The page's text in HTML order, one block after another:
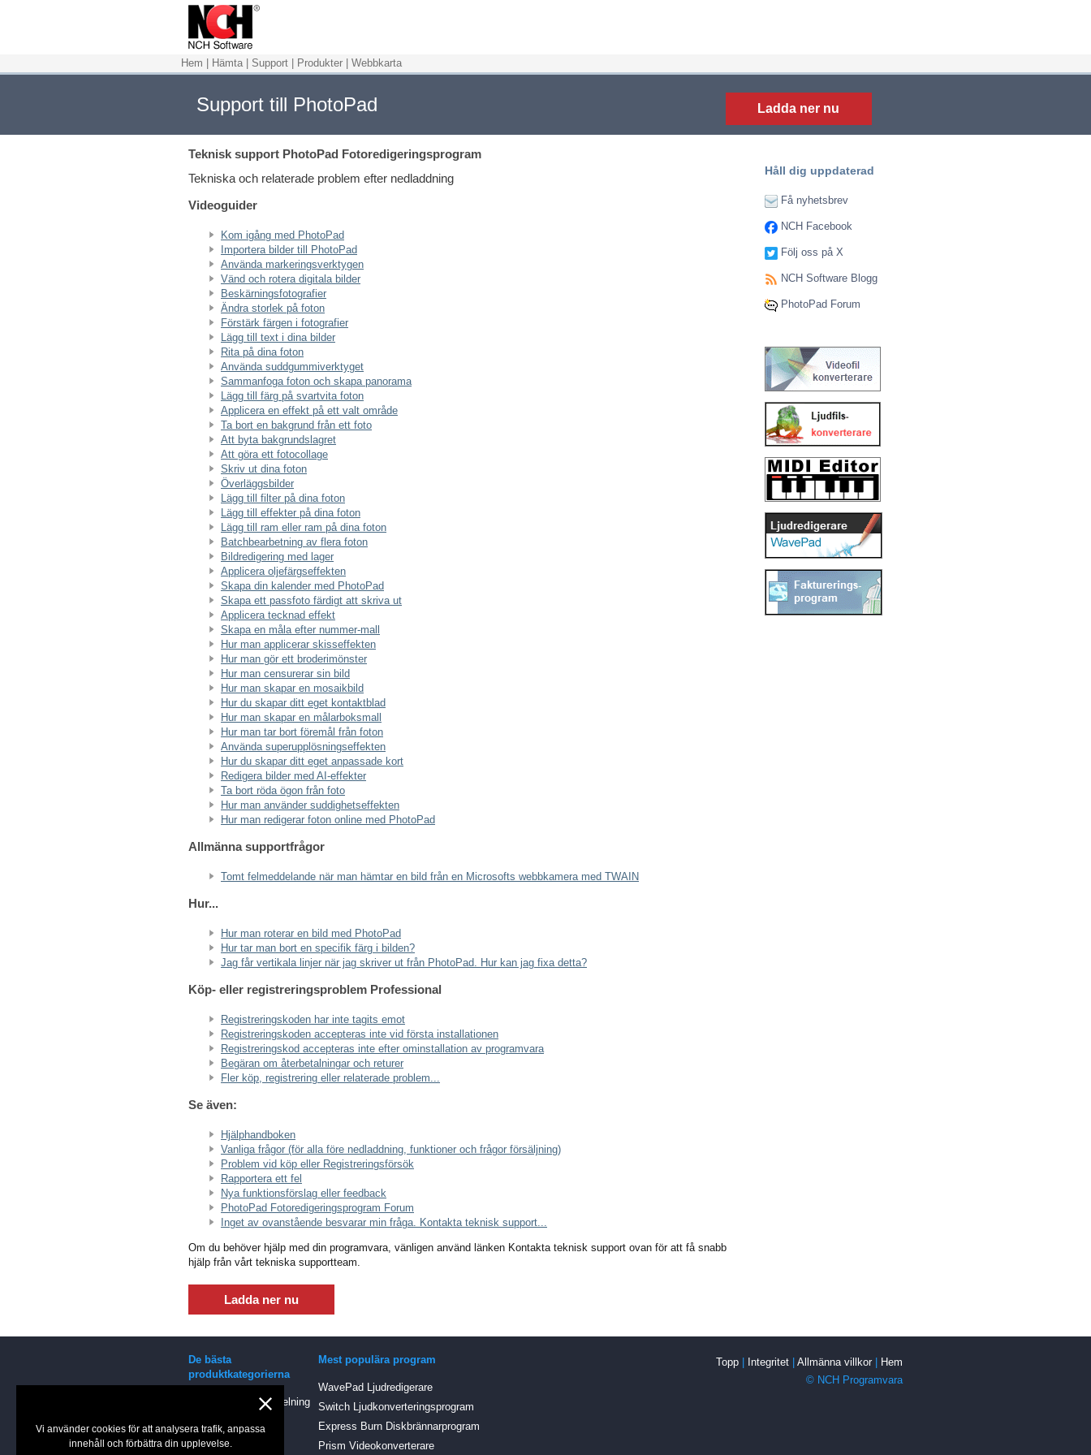
Hem Hämta Support Produkter Webbkarta
Support till PhotoPad Ladda ner nu
Teknisk support PhotoPad Fotoredigeringsprogram
Tekniska och relaterade problem efter nedladdning
Videoguider
Kom igång med PhotoPad
Importera bilder till PhotoPad
Använda markeringsverktygen
Vänd och rotera digitala bilder
Beskärningsfotografier
Ändra storlek på foton
Förstärk färgen i fotografier
Lägg till text i dina bilder
Rita på dina foton
Använda suddgummiverktyget
Sammanfoga foton och skapa panorama
Lägg till färg på svartvita foton
Applicera en effekt på ett valt område
Ta bort en bakgrund från ett foto
Att byta bakgrundslagret
Att göra ett fotocollage
Skriv ut dina foton
Överläggsbilder
Lägg till filter på dina foton
Lägg till effekter på dina foton
Lägg till ram eller ram på dina foton
Batchbearbetning av flera foton
Bildredigering med lager
Applicera oljefärgseffekten
Skapa din kalender med PhotoPad
Skapa ett passfoto färdigt att skriva ut
Applicera tecknad effekt
Skapa en måla efter nummer-mall
Hur man applicerar skisseffekten
Hur man gör ett broderimönster
Hur man censurerar sin bild
Hur man skapar en mosaikbild
Hur du skapar ditt eget kontaktblad
Hur man skapar en målarboksmall
Hur man tar bort föremål från foton
Använda superupplösningseffekten
Hur du skapar ditt eget anpassade kort
Redigera bilder med AI-effekter
Ta bort röda ögon från foto
Hur man använder suddighetseffekten
Hur man redigerar foton online med PhotoPad
Allmänna supportfrågor
Tomt felmeddelande när man hämtar en bild från en Microsofts webbkamera med TWAIN
Hur...
Hur man roterar en bild med PhotoPad
Hur tar man bort en specifik färg i bilden?
Jag får vertikala linjer när jag skriver ut från PhotoPad. Hur kan jag fixa detta?
Köp- eller registreringsproblem Professional
Registreringskoden har inte tagits emot
Registreringskoden accepteras inte vid första installationen
Registreringskod accepteras inte efter ominstallation av programvara
Begäran om återbetalningar och returer
Fler köp, registrering eller relaterade problem...
Se även:
Hjälphandboken
Vanliga frågor (för alla före nedladdning, funktioner och frågor försäljning)
Problem vid köp eller Registreringsförsök
Rapportera ett fel
Nya funktionsförslag eller feedback
PhotoPad Fotoredigeringsprogram Forum
Inget av ovanstående besvarar min fråga. Kontakta teknisk support...
Om du behöver hjälp med din programvara, vänligen använd länken Kontakta teknisk support ovan för att få snabb
hjälp från vårt tekniska supportteam.
Ladda ner nu
Håll dig uppdaterad
Få nyhetsbrev
NCH Facebook
Följ oss på X
NCH Software Blogg
PhotoPad Forum
De bästa
produktkategorierna
Program för ljudinspelning
Dikteringsprogram
Mest populära program
WavePad Ljudredigerare
Switch Ljudkonverteringsprogram
Express Burn Diskbrännarprogram
Prism Videokonverterare
Topp Integritet Allmänna villkor
Hem
© NCH Programvara
Vi använder cookies för att analysera trafik, anpassa
innehåll och förbättra din upplevelse.